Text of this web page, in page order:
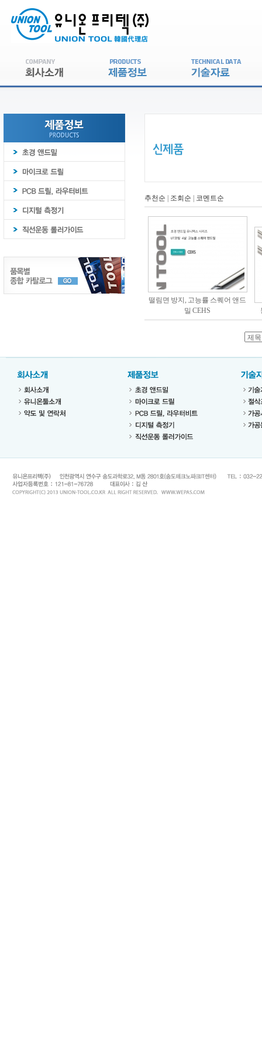
추천순 조회순 코멘트순
떨림면 방지, 고능률 스퀘어 앤드
밀 CEHS